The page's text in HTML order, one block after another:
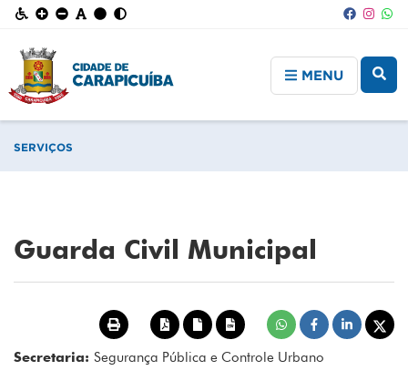
MENU
SERVIÇOS
Guarda Civil Municipal
Secretaria: Segurança Pública e Controle Urbano